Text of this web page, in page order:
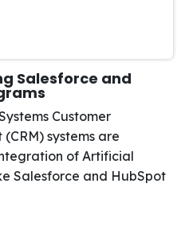
Salesforce and
Customer
systems are
of Artificial
Salesforce and HubSpot